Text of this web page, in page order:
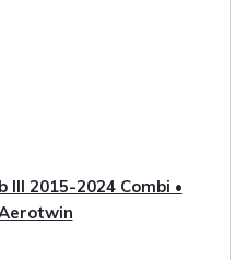
III 2015-2024 Combi •